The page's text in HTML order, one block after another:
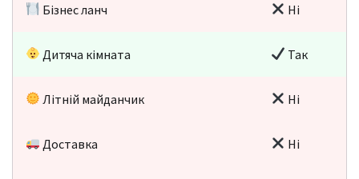
Бізнес ланч Ні
Дитяча кімната Так
Літній майданчик Ні
Доставка Ні